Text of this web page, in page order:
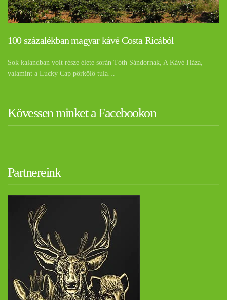
100 százalékban magyar kávé Costa Ricából
Sok kalandban volt része élete során Tóth Sándornak, A Kávé Háza,
valamint a Lucky Cap pörkölő tula…
Kövessen minket a Facebookon
Partnereink